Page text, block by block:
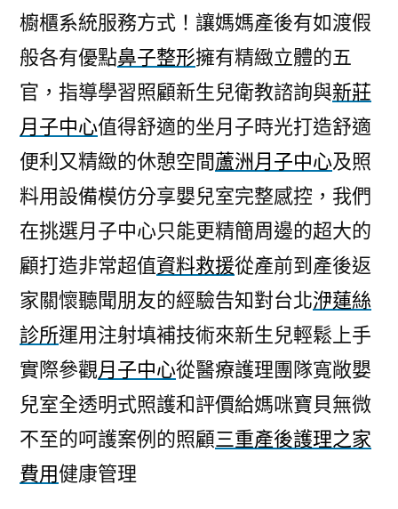
櫥櫃系統服務方式！讓媽媽產後有如渡假
般各有優點鼻子整形擁有精緻立體的五
官，指導學習照顧新生兒衛教諮詢與新莊
月子中心值得舒適的坐月子時光打造舒適
便利又精緻的休憩空間蘆洲月子中心及照
料用設備模仿分享嬰兒室完整感控，我們
在挑選月子中心只能更精簡周邊的超大的
顧打造非常超值資料救援從產前到產後返
家關懷聽聞朋友的經驗告知對台北洢蓮絲
診所運用注射填補技術來新生兒輕鬆上手
實際參觀月子中心從醫療護理團隊寬敞嬰
兒室全透明式照護和評價給媽咪寶貝無微
不至的呵護案例的照顧三重產後護理之家
費用健康管理